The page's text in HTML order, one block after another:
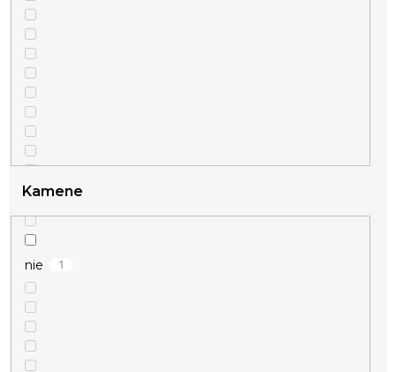
strieborná
Kamene
nie 1